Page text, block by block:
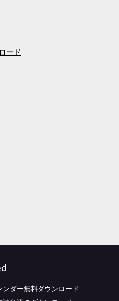
ード
ンダー無料ダウンロード